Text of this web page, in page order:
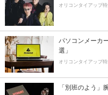
オリコンタイアップ
パソコンメーカ
選」
オリコンタイアップ
「別班のよう」